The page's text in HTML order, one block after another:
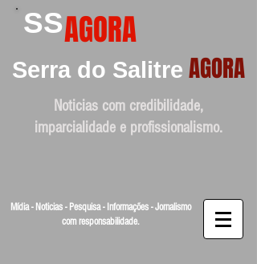
SSAGORA
Serra do Salitre AGORA
Noticias com credibilidade,
imparcialidade e profissionalismo.
Mídia - Noticias - Pesquisa - Informações - Jornalismo
com responsabilidade.